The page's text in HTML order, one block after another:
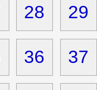
29
28
36 37